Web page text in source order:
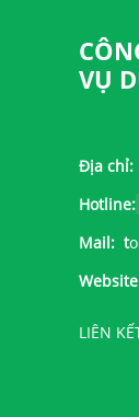
VỤ
Địa chỉ:
Hotline:
Mail: t
LIÊN